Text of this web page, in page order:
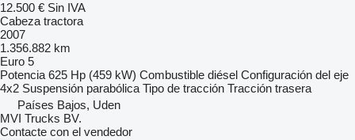
12.500 € Sin IVA
Cabeza tractora
2007
1.356.882 km
Euro 5
Potencia 625 Hp (459 kW) Combustible diésel Configuración del eje
4x2 Suspensión parabólica Tipo de tracción Tracción trasera
Países Bajos, Uden
MVI Trucks BV.
Contacte con el vendedor